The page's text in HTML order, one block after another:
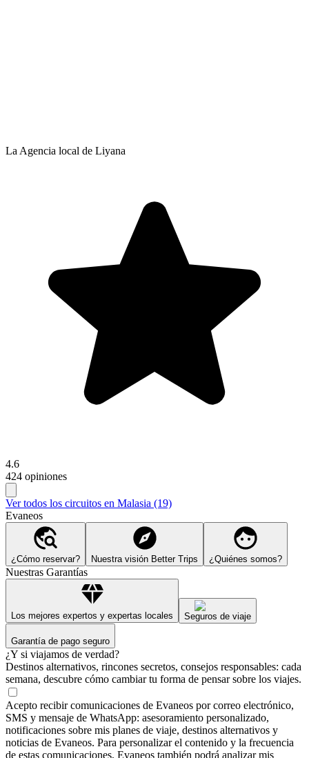
La Agencia local de Liyana
4.6
424 opiniones
Ver todos los circuitos en Malasia (19)
Evaneos
¿Cómo reservar? Nuestra visión Better Trips ¿Quiénes somos?
Nuestras Garantías
Los mejores expertos y expertas locales Seguros de viaje
Garantía de pago seguro
¿Y si viajamos de verdad?
Destinos alternativos, rincones secretos, consejos responsables: cada
semana, descubre cómo cambiar tu forma de pensar sobre los viajes.
Acepto recibir comunicaciones de Evaneos por correo electrónico,
SMS y mensaje de WhatsApp: asesoramiento personalizado,
notificaciones sobre mis planes de viaje, destinos alternativos y
noticias de Evaneos. Para personalizar el contenido y la frecuencia
de estas comunicaciones, Evaneos también podrá analizar mis